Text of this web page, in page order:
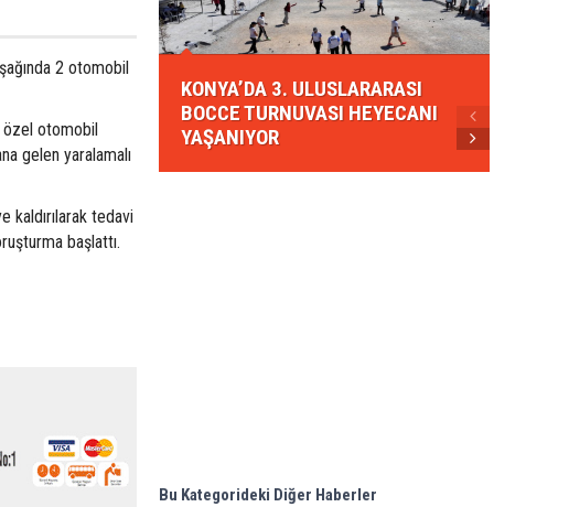
2 otomobil
özel otomobil
gelen yaralamalı
kaldırılarak tedavi
başlattı.
KONYA’DA 3. ULUSLARARASI
BOCCE TURNUVASI HEYECANI
YAŞANIYOR
Bu Kategorideki Diğer Haberler